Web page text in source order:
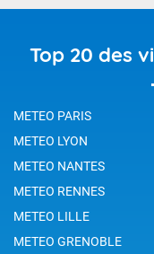
Top 20 des
METEO PARIS
METEO LYON
METEO NANTES
METEO RENNES
METEO LILLE
METEO GRENOBLE